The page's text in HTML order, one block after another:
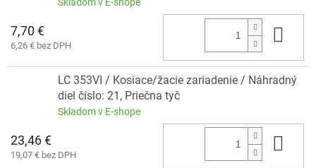
Skladom v E-shope
7,70 €
6,26 € bez DPH
LC 353VI / Kosiace/žacie zariadenie / Náhradný
diel číslo: 21, Priečna tyč
Skladom v E-shope
23,46 €
19,07 € bez DPH